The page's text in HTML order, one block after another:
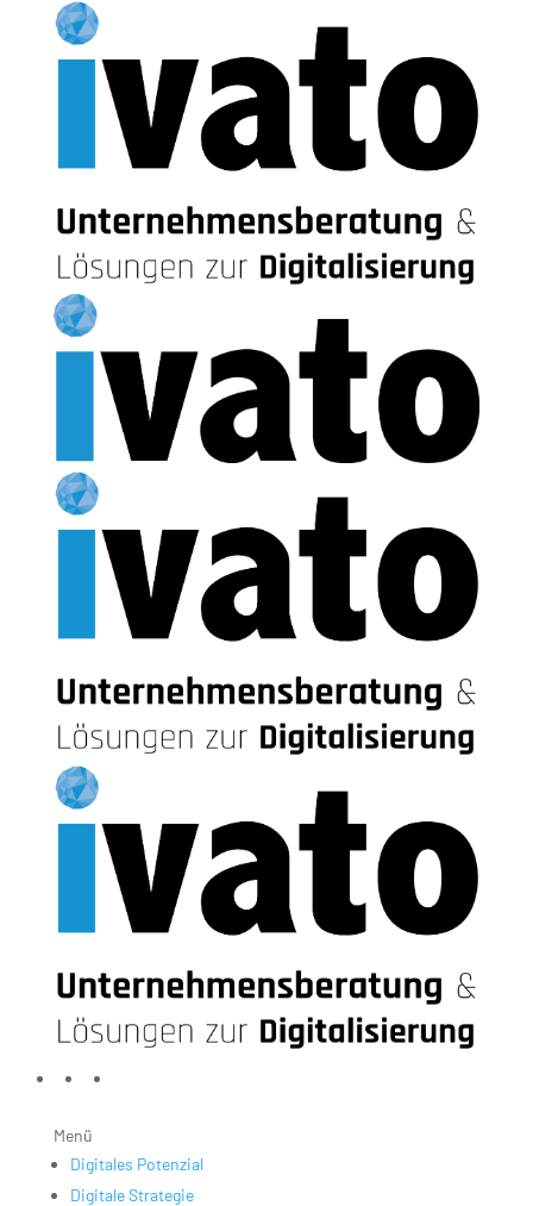
Menü
Digitales Potenzial
Digitale Strategie